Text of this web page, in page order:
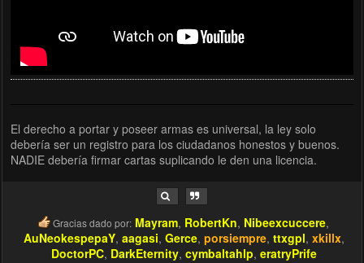
El derecho a portar y poseer armas es universal, la ley solo
debería ser un registro para los ciudadanos honestos y buenos.
NADIE debería firmar cartas suplicando le den una licencia.
Gracias dado por: Mayram, RobertKn, Nibeexcuccere,
AuNeokespepaY, aagasi, Gerce, porsiempre, ttxgpl, xkillx,
DoctorPC, DarkEternity, cymbaltahlp, eratryPrife